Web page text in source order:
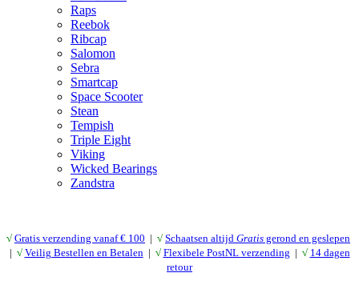
Raps
Reebok
Ribcap
Salomon
Sebra
Smartcap
Space Scooter
Stean
Tempish
Triple Eight
Viking
Wicked Bearings
Zandstra
√ Gratis verzending vanaf € 100 | √ Schaatsen altijd Gratis gerond en geslepen
| √ Veilig Bestellen en Betalen | √ Flexibele PostNL verzending | √ 14 dagen
retour